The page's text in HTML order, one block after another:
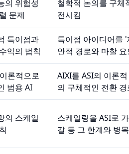
의 위험성
문제
철학적 논의를 구체
전시킴
특이점과
익의 법칙
특이점 아이디어를
안적 경로와 마찰
론적으로
범용 AI
AIXI를 ASI의 이론
의 구체적인 전환
의 스케일
스케일링을 ASI로
갈 등 그 한계와 병